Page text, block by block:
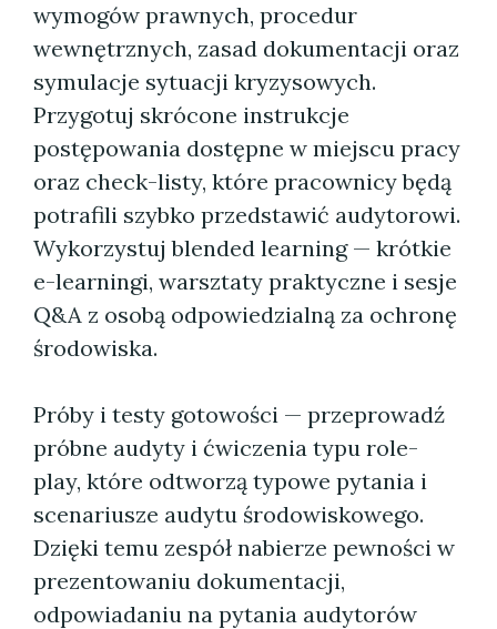
wymogów prawnych, procedur
wewnętrznych, zasad dokumentacji oraz
symulacje sytuacji kryzysowych.
Przygotuj skrócone instrukcje
postępowania dostępne w miejscu pracy
oraz check-listy, które pracownicy będą
potrafili szybko przedstawić audytorowi.
Wykorzystuj blended learning — krótkie
e-learningi, warsztaty praktyczne i sesje
Q&A z osobą odpowiedzialną za ochronę
środowiska.
Próby i testy gotowości — przeprowadź
próbne audyty i ćwiczenia typu role-
play, które odtworzą typowe pytania i
scenariusze audytu środowiskowego.
Dzięki temu zespół nabierze pewności w
prezentowaniu dokumentacji,
odpowiadaniu na pytania audytorów